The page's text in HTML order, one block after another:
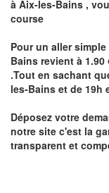
à Aix-les-Bains ,
course
Pour un aller
Bains revient à
.Tout en sachant
les-Bains et de 19h
Déposez votre
notre site c'est la
transparent et